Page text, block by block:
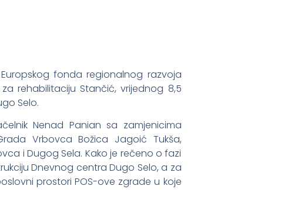
fonda regionalnog razvoja
rehabilitaciju Stančić, vrijednog 8,5
Selo.
Nenad Panian sa zamjenicima
Vrbovca Božica Jagoić Tukša,
i Dugog Sela. Kako je rečeno o fazi
Dnevnog centra Dugo Selo, a za
prostori POS-ove zgrade u koje